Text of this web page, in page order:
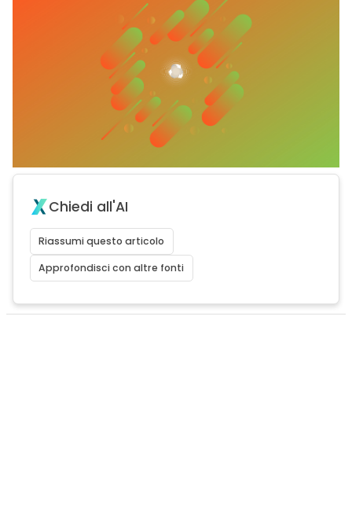
Chiedi all'AI
Riassumi questo articolo
Approfondisci con altre fonti